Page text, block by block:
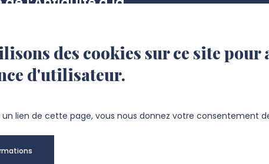
et E. 228
83 44
des cookies sur ce site
d'utilisateur.
un lien de cette page, vous nous donnez votre consentement